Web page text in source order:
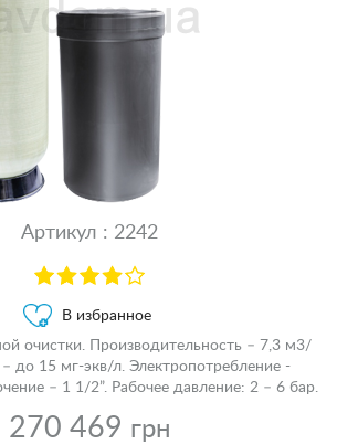
Артикул : 2242
В избранное
очистки. Производительность – 7,3 м3/
до 15 мг-экв/л. Электропотребление -
– 1 1/2”. Рабочее давление: 2 – 6 бар.
270 469 грн